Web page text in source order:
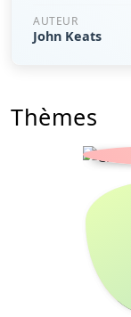
AUTEUR
John Keats
Thèmes